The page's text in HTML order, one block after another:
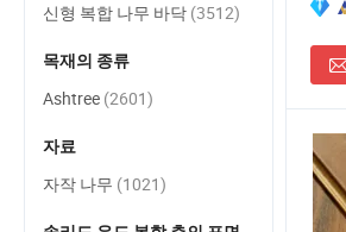
신형 복합 나무 바닥 (3512)
목재의 종류
Ashtree (2601)
자료
자작 나무 (1021)